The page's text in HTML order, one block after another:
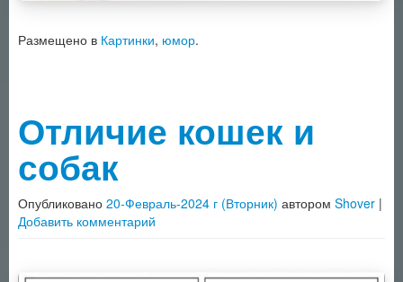
Размещено в Картинки, юмор.
Отличие кошек и
собак
Опубликовано 20-Февраль-2024 г (Вторник) автором Shover |
Добавить комментарий